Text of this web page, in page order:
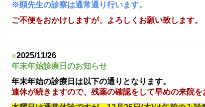
※顕先生の診察は通常通り行います。
ご不便をおかけしますが、よろしくお願い致します。
■2025/11/26
年末年始診療日のお知らせ
年末年始の診療日は以下の通りとなります。
連休が続きますので、残薬の確認をして早めの来院を